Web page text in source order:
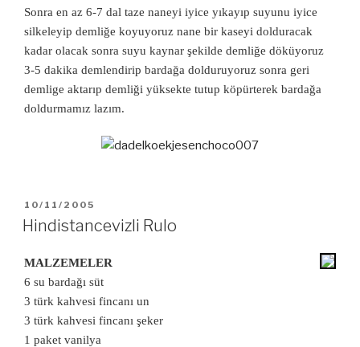
Sonra en az 6-7 dal taze naneyi iyice yıkayıp suyunu iyice
silkeleyip demliğe koyuyoruz nane bir kaseyi dolduracak
kadar olacak sonra suyu kaynar şekilde demliğe döküyoruz
3-5 dakika demlendirip bardağa dolduruyoruz sonra geri
demlige aktarıp demliği yüksekte tutup köpürterek bardağa
doldurmamız lazım.
YAYIM
TARIHI
10/11/2005
Hindistancevizli Rulo
MALZEMELER
6 su bardağı süt
3 türk kahvesi fincanı un
3 türk kahvesi fincanı şeker
1 paket vanilya